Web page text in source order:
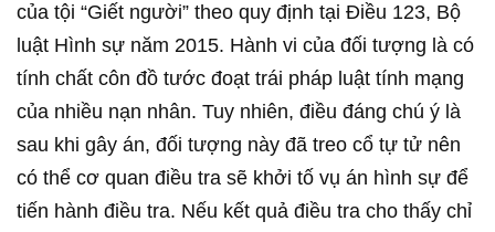
của tội “Giết người” theo quy định tại Điều 123, Bộ
luật Hình sự năm 2015. Hành vi của đối tượng là có
tính chất côn đồ tước đoạt trái pháp luật tính mạng
của nhiều nạn nhân. Tuy nhiên, điều đáng chú ý là
sau khi gây án, đối tượng này đã treo cổ tự tử nên
có thể cơ quan điều tra sẽ khởi tố vụ án hình sự để
tiến hành điều tra. Nếu kết quả điều tra cho thấy chỉ